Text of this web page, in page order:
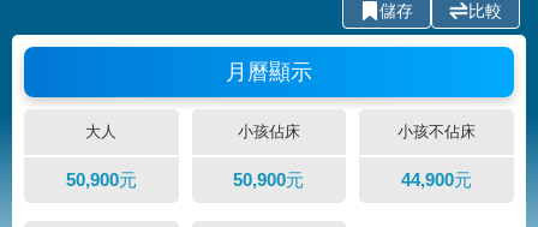
儲存 比較
月曆顯示
大人 小孩佔床 小孩不佔床
50,900元 50,900元 44,900元